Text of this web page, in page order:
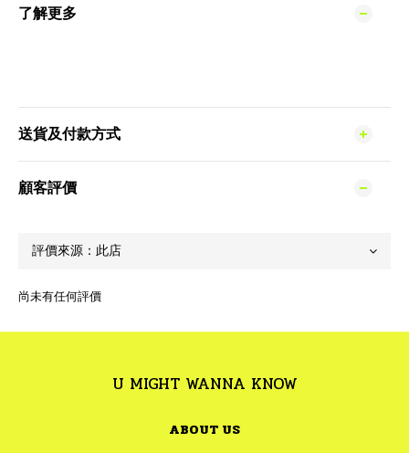
了解更多
送貨及付款方式
顧客評價
尚未有任何評價
U MIGHT WANNA KNOW
ABOUT US